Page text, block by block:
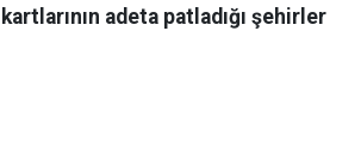
adeta patladığı şehirler